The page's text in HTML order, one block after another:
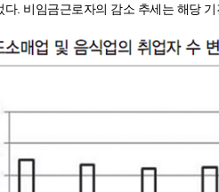
다. 비임금근로자의 감소 추세는 해당